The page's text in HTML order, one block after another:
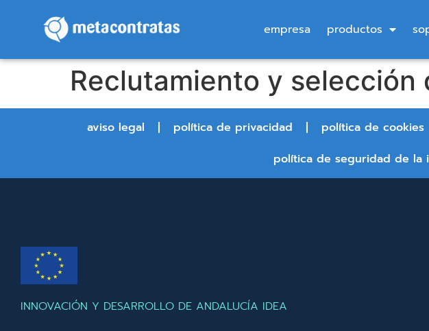
empresa productos
Reclutamiento y selección
aviso legal política de privacidad política de cookies
política de seguridad de la
INNOVACIÓN Y DESARROLLO DE ANDALUCÍA IDEA